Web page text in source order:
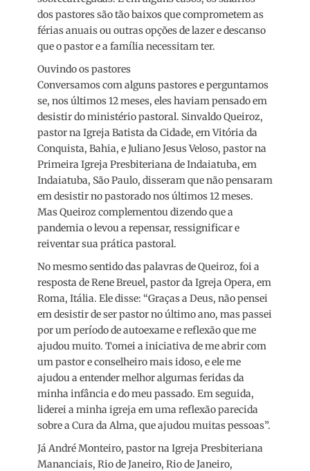
dos pastores são tão baixos que comprometem as
férias anuais ou outras opções de lazer e descanso
que o pastor e a família necessitam ter.
Ouvindo os pastores
Conversamos com alguns pastores e perguntamos
se, nos últimos 12 meses, eles haviam pensado em
desistir do ministério pastoral. Sinvaldo Queiroz,
pastor na Igreja Batista da Cidade, em Vitória da
Conquista, Bahia, e Juliano Jesus Veloso, pastor na
Primeira Igreja Presbiteriana de Indaiatuba, em
Indaiatuba, São Paulo, disseram que não pensaram
em desistir no pastorado nos últimos 12 meses.
Mas Queiroz complementou dizendo que a
pandemia o levou a repensar, ressignificar e
reiventar sua prática pastoral.
No mesmo sentido das palavras de Queiroz, foi a
resposta de Rene Breuel, pastor da Igreja Opera, em
Roma, Itália. Ele disse: “Graças a Deus, não pensei
em desistir de ser pastor no último ano, mas passei
por um período de autoexame e reflexão que me
ajudou muito. Tomei a iniciativa de me abrir com
um pastor e conselheiro mais idoso, e ele me
ajudou a entender melhor algumas feridas da
minha infância e do meu passado. Em seguida,
liderei a minha igreja em uma reflexão parecida
sobre a Cura da Alma, que ajudou muitas pessoas”.
Já André Monteiro, pastor na Igreja Presbiteriana
Mananciais, Rio de Janeiro, Rio de Janeiro,